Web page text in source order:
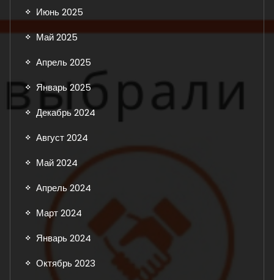
Июнь 2025
Май 2025
Апрель 2025
Январь 2025
Декабрь 2024
Август 2024
Май 2024
Апрель 2024
Март 2024
Январь 2024
Октябрь 2023